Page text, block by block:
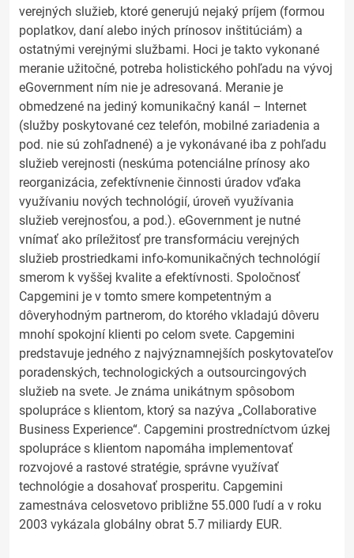
verejných služieb, ktoré generujú nejaký príjem (formou
poplatkov, daní alebo iných prínosov inštitúciám) a
ostatnými verejnými službami. Hoci je takto vykonané
meranie užitočné, potreba holistického pohľadu na vývoj
eGovernment ním nie je adresovaná. Meranie je
obmedzené na jediný komunikačný kanál – Internet
(služby poskytované cez telefón, mobilné zariadenia a
pod. nie sú zohľadnené) a je vykonávané iba z pohľadu
služieb verejnosti (neskúma potenciálne prínosy ako
reorganizácia, zefektívnenie činnosti úradov vďaka
využívaniu nových technológií, úroveň využívania
služieb verejnosťou, a pod.). eGovernment je nutné
vnímať ako príležitosť pre transformáciu verejných
služieb prostriedkami info-komunikačných technológií
smerom k vyššej kvalite a efektívnosti. Spoločnosť
Capgemini je v tomto smere kompetentným a
dôveryhodným partnerom, do ktorého vkladajú dôveru
mnohí spokojní klienti po celom svete. Capgemini
predstavuje jedného z najvýznamnejších poskytovateľov
poradenských, technologických a outsourcingových
služieb na svete. Je známa unikátnym spôsobom
spolupráce s klientom, ktorý sa nazýva „Collaborative
Business Experience“. Capgemini prostredníctvom úzkej
spolupráce s klientom napomáha implementovať
rozvojové a rastové stratégie, správne využívať
technológie a dosahovať prosperitu. Capgemini
zamestnáva celosvetovo približne 55.000 ľudí a v roku
2003 vykázala globálny obrat 5.7 miliardy EUR.